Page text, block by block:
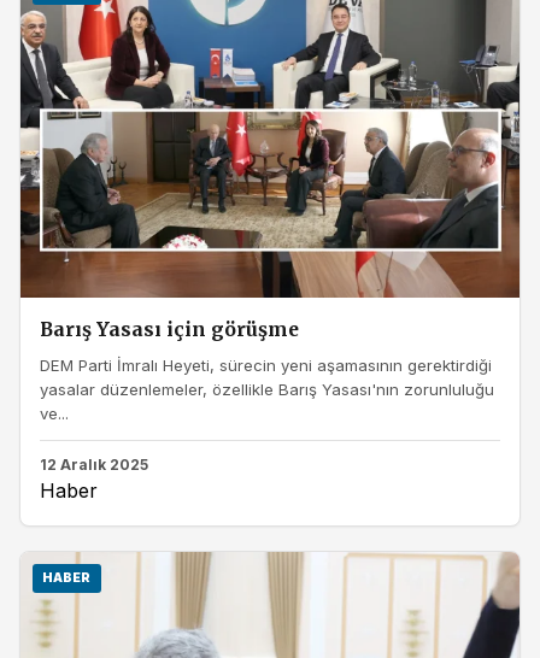
Barış Yasası için görüşme
DEM Parti İmralı Heyeti, sürecin yeni aşamasının gerektirdiği
yasalar düzenlemeler, özellikle Barış Yasası'nın zorunluluğu
ve...
12 Aralık 2025
Haber
HABER